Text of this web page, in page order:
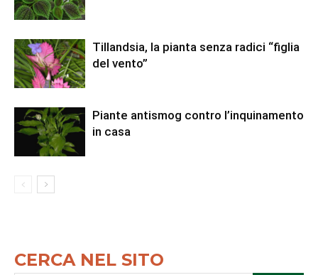
Tillandsia, la pianta senza radici “figlia
del vento”
Piante antismog contro l’inquinamento
in casa
CERCA NEL SITO